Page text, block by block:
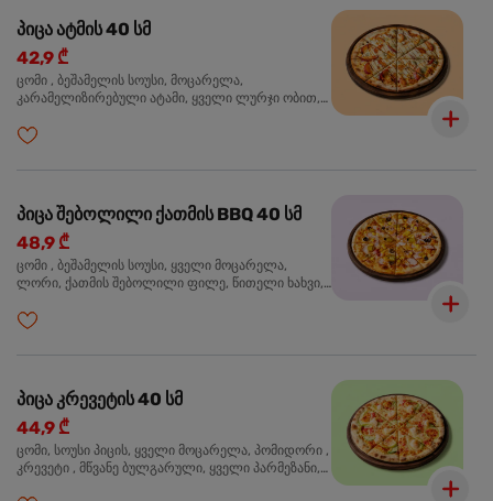
პიცა ატმის 40 სმ
42,9 ₾
ცომი , ბეშამელის სოუსი, მოცარელა,
კარამელიზირებული ატამი, ყველი ლურჯი ობით,
პიცა შებოლილი ქათმის BBQ 40 სმ
48,9 ₾
ცომი , ბეშამელის სოუსი, ყველი მოცარელა,
ლორი, ქათმის შებოლილი ფილე, წითელი ხახვი,
ხალაპენიო, ორეგანო
პიცა კრევეტის 40 სმ
44,9 ₾
ცომი, სოუსი პიცის, ყველი მოცარელა, პომიდორი ,
კრევეტი , მწვანე ბულგარული, ყველი პარმეზანი,